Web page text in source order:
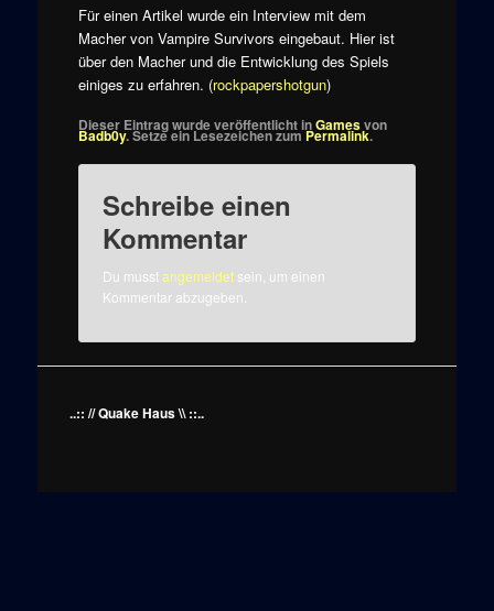
Für einen Artikel wurde ein Interview mit dem
Macher von Vampire Survivors eingebaut. Hier ist
über den Macher und die Entwicklung des Spiels
einiges zu erfahren. (rockpapershotgun)
Dieser Eintrag wurde veröffentlicht inGamesvon
Badb0y. Setze ein Lesezeichen zumPermalink.
Schreibe einen
Kommentar
Du musstangemeldetsein, um einen
Kommentar abzugeben.
..:: // Quake Haus \\ ::..